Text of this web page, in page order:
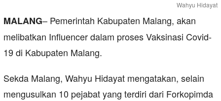
Wahyu Hidayat
MALANG– Pemerintah Kabupaten Malang, akan
melibatkan Influencer dalam proses Vaksinasi Covid-
19 di Kabupaten Malang.
Sekda Malang, Wahyu Hidayat mengatakan, selain
mengusulkan 10 pejabat yang terdiri dari Forkopimda